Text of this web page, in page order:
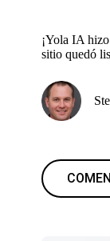
¡Yola IA
sitio quedó